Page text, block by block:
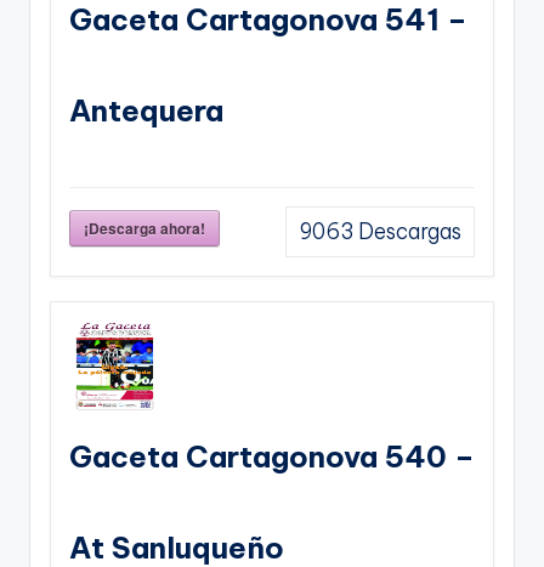
Gaceta Cartagonova 541 –
Antequera
¡Descarga ahora! 9063 Descargas
Gaceta Cartagonova 540 –
At Sanluqueño